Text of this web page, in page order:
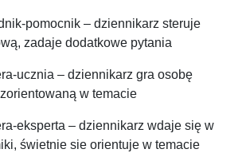
pomocnik – dziennikarz steruje
zadaje dodatkowe pytania
ucznia – dziennikarz gra osobę
zorientowaną w temacie
eksperta – dziennikarz wdaje się w
świetnie sie orientuje w temacie